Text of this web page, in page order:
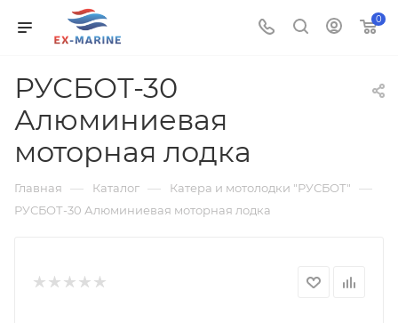
0
РУСБОТ-30
Алюминиевая
моторная лодка
Главная — Каталог — Катера и мотолодки "РУСБОТ" —
РУСБОТ-30 Алюминиевая моторная лодка